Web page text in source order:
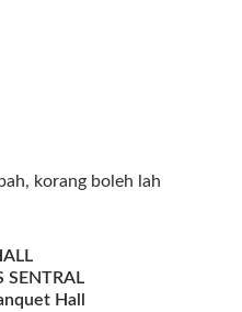
korang boleh lah
SENTRAL
Hall